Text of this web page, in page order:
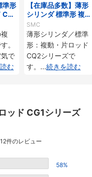
準形
。
で
む
【在庫品多数】薄形
シリンダ 標準形 複
動・片ロッド CQ2
シリーズ
SMC
薄形シリンダ／標準
形：複動・片ロッド
CQ2シリーズで
す。 ...続きを読む
ッド CG1シリーズ
4.5
12件のレビュー
58%